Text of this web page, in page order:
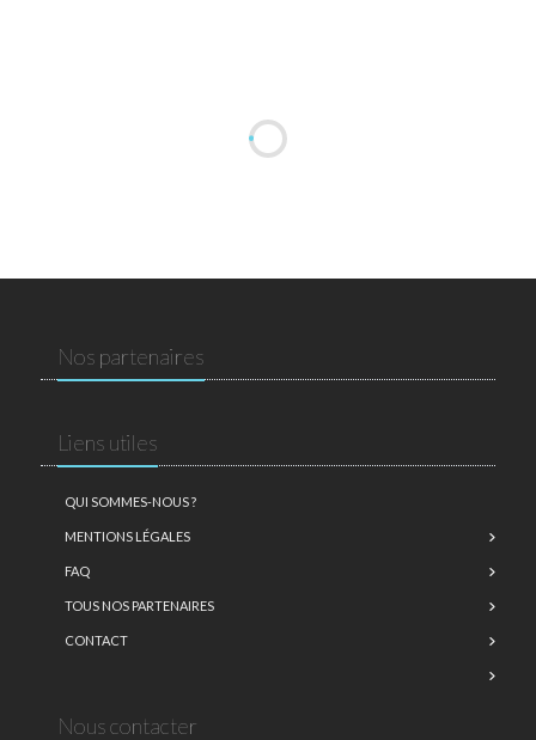
Nos partenaires
Liens utiles
QUI SOMMES-NOUS ?
MENTIONS LÉGALES
FAQ
TOUS NOS PARTENAIRES
CONTACT
Nous contacter